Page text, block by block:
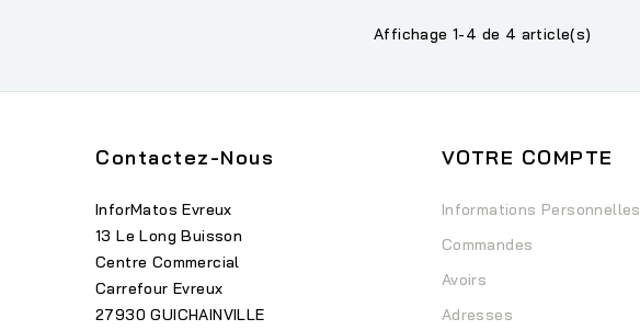
Affichage 1-4 de 4 article(s)
Contactez-Nous
InforMatos Evreux
13 Le Long Buisson
Centre Commercial
Carrefour Evreux
27930 GUICHAINVILLE
VOTRE COMPTE
Informations Personnelles
Commandes
Avoirs
Adresses